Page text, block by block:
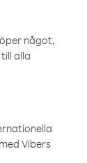
något,
alla
Vibers